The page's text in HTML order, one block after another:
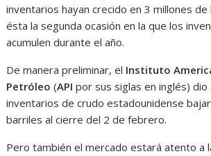
inventarios hayan crecido en 3 millones
ésta la segunda ocasión en la que los
acumulen durante el año.
De manera preliminar, el Instituto
Petróleo (API por sus siglas en inglés)
inventarios de crudo estadounidense
barriles al cierre del 2 de febrero.
Pero también el mercado estará atento a